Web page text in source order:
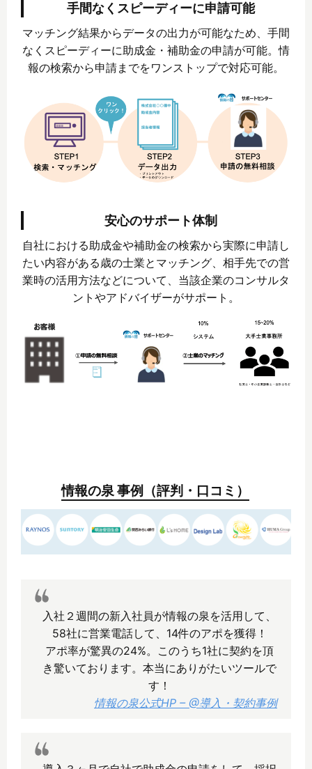
手間なくスピーディーに申請可能
マッチング結果からデータの出力が可能なため、手間
なくスピーディーに助成金・補助金の申請が可能。情
報の検索から申請までをワンストップで対応可能。
安心のサポート体制
自社における助成金や補助金の検索から実際に申請し
たい内容がある歳の士業とマッチング、相手先での営
業時の活用方法などについて、当該企業のコンサルタ
ントやアドバイザーがサポート。
情報の泉 事例（評判・口コミ）
入社２週間の新入社員が情報の泉を活用して、
58社に営業電話して、14件のアポを獲得！
アポ率が驚異の24%。このうち1社に契約を頂
き驚いております。本当にありがたいツールで
す！
情報の泉公式HP – @導入・契約事例